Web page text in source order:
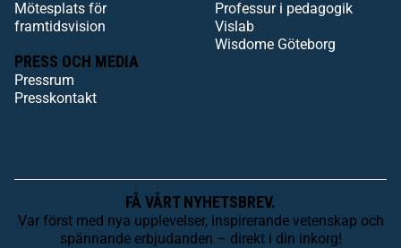
Mötesplats för
framtidsvision
Professur i pedagogik
Vislab
Wisdome Göteborg
PRESS OCH MEDIA
Pressrum
Presskontakt
FÅ VÅRT NYHETSBREV.
Var först med nya upplevelser, inspirerande vetenskap och
spännande erbjudanden – direkt i din inkorg!